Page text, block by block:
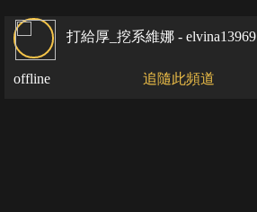
打給厚_挖系維娜 - elvina13969
offline 追隨此頻道